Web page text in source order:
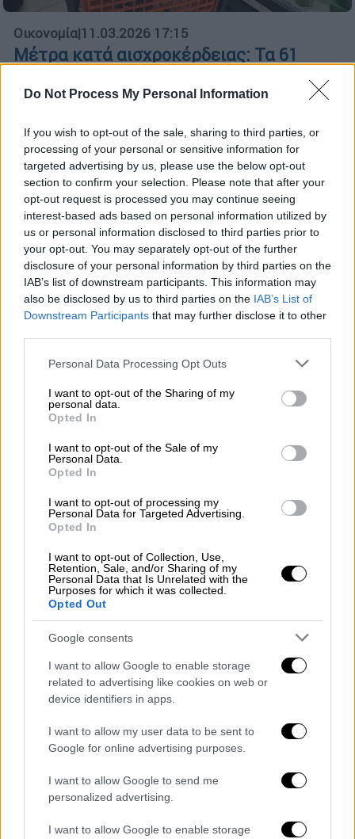
Do Not Process My Personal Information
If you wish to opt-out of the sale, sharing to third parties, or
processing of your personal or sensitive information for
targeted advertising by us, please use the below opt-out
section to confirm your selection. Please note that after your
opt-out request is processed you may continue seeing
interest-based ads based on personal information utilized by
us or personal information disclosed to third parties prior to
your opt-out. You may separately opt-out of the further
disclosure of your personal information by third parties on the
IAB’s list of downstream participants. This information may
also be disclosed by us to third parties on the IAB’s List of
Downstream Participants that may further disclose it to other
Please note that this website/app uses one or more Google
not limited to your visit or usage behaviour. You may click to
grant or deny consent to Google and its third-party tags to
use your data for below specified purposes in below Google
consent section.
Personal Data Processing Opt Outs
I want to opt-out of the Sharing of my
personal data.
Opted In
I want to opt-out of the Sale of my
Personal Data.
Opted In
I want to opt-out of processing my
Personal Data for Targeted Advertising.
Opted In
I want to opt-out of Collection, Use,
Retention, Sale, and/or Sharing of my
Personal Data that Is Unrelated with the
Purposes for which it was collected.
Opted Out
Google consents
I want to allow Google to enable storage
related to advertising like cookies on web or
device identifiers in apps.
I want to allow my user data to be sent to
Google for online advertising purposes.
I want to allow Google to send me
personalized advertising.
I want to allow Google to enable storage
Οικονομία|11.03.2026 17:15
Μέτρα κατά αισχροκέρδειας: Τα 61
προϊόντα στα οποία μπαίνει πλαφόν στο
περιθώριο κέρδους
Το μέτρο θα ισχύσει έως τις 30 Ιουνίου,
όπου και θα εξιολογηθεί εκ νέου
Λαϊκές αγορές: «Οι τροποποιήσεις που
ζητούσαμε ικανοποιήθηκαν στο 99,9%»,
λένε οι παραγωγοί
Γόνιμη η πρώτη συνάντηση των παραγωγών
υπουργό Ανάπτυξης